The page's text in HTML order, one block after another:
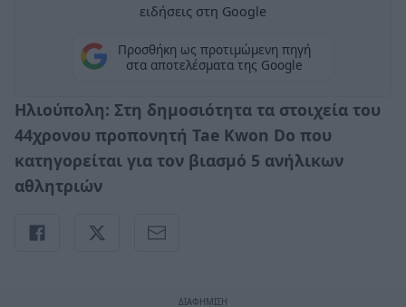
ειδήσεις στη Google
Προσθήκη ως προτιμώμενη πηγή
στα αποτελέσματα της Google
Ηλιούπολη: Στη δημοσιότητα τα στοιχεία του
44χρονου προπονητή Tae Kwon Do που
κατηγορείται για τον βιασμό 5 ανήλικων
αθλητριών